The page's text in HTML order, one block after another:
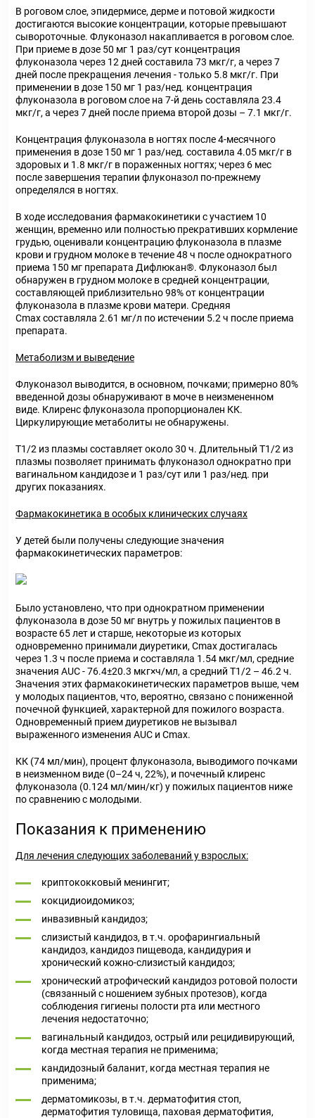
В роговом слое, эпидермисе, дерме и потовой жидкости
достигаются высокие концентрации, которые превышают
сывороточные. Флуконазол накапливается в роговом слое.
При приеме в дозе 50 мг 1 раз/сут концентрация
флуконазола через 12 дней составила 73 мкг/г, а через 7
дней после прекращения лечения - только 5.8 мкг/г. При
применении в дозе 150 мг 1 раз/нед. концентрация
флуконазола в роговом слое на 7-й день составляла 23.4
мкг/г, а через 7 дней после приема второй дозы – 7.1 мкг/г.
Концентрация флуконазола в ногтях после 4-месячного
применения в дозе 150 мг 1 раз/нед. составила 4.05 мкг/г в
здоровых и 1.8 мкг/г в пораженных ногтях; через 6 мес
после завершения терапии флуконазол по-прежнему
определялся в ногтях.
В ходе исследования фармакокинетики с участием 10
женщин, временно или полностью прекративших кормление
грудью, оценивали концентрацию флуконазола в плазме
крови и грудном молоке в течение 48 ч после однократного
приема 150 мг препарата Дифлюкан®. Флуконазол был
обнаружен в грудном молоке в средней концентрации,
составляющей приблизительно 98% от концентрации
флуконазола в плазме крови матери. Средняя
Cmaxсоставляла 2.61 мг/л по истечении 5.2 ч после приема
препарата.
Метаболизм и выведение
Флуконазол выводится, в основном, почками; примерно 80%
введенной дозы обнаруживают в моче в неизмененном
виде. Клиренс флуконазола пропорционален КК.
Циркулирующие метаболиты не обнаружены.
T1/2 из плазмы составляет около 30 ч. Длительный T1/2 из
плазмы позволяет принимать флуконазол однократно при
вагинальном кандидозе и 1 раз/сут или 1 раз/нед. при
других показаниях.
Фармакокинетика в особых клинических случаях
У детей были получены следующие значения
фармакокинетических параметров:
Было установлено, что при однократном применении
флуконазола в дозе 50 мг внутрь у пожилых пациентов в
возрасте 65 лет и старше, некоторые из которых
одновременно принимали диуретики, Сmax достигалась
через 1.3 ч после приема и составляла 1.54 мкг/мл, средние
значения AUC - 76.4±20.3 мкг×ч/мл, а средний Т1/2 – 46.2 ч.
Значения этих фармакокинетических параметров выше, чем
у молодых пациентов, что, вероятно, связано с пониженной
почечной функцией, характерной для пожилого возраста.
Одновременный прием диуретиков не вызывал
выраженного изменения AUC и Сmax.
КК (74 мл/мин), процент флуконазола, выводимого почками
в неизменном виде (0–24 ч, 22%), и почечный клиренс
флуконазола (0.124 мл/мин/кг) у пожилых пациентов ниже
по сравнению с молодыми.
Показания к применению
Для лечения следующих заболеваний у взрослых:
криптококковый менингит;
кокцидиоидомикоз;
инвазивный кандидоз;
слизистый кандидоз, в т.ч. орофарингиальный
кандидоз, кандидоз пищевода, кандидурия и
хронический кожно-слизистый кандидоз;
хронический атрофический кандидоз ротовой полости
(связанный с ношением зубных протезов), когда
соблюдения гигиены полости рта или местного
лечения недостаточно;
вагинальный кандидоз, острый или рецидивирующий,
когда местная терапия не применима;
кандидозный баланит, когда местная терапия не
применима;
дерматомикозы, в т.ч. дерматофития стоп,
дерматофития туловища, паховая дерматофития,